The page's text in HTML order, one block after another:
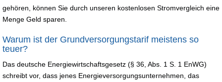
gehören, können Sie durch unseren kostenlosen Stromvergleich eine
Menge Geld sparen.
Warum ist der Grundversorgungstarif meistens so
teuer?
Das deutsche Energiewirtschaftsgesetz (§ 36, Abs. 1 S. 1 EnWG)
schreibt vor, dass jenes Energieversorgungsunternehmen, das